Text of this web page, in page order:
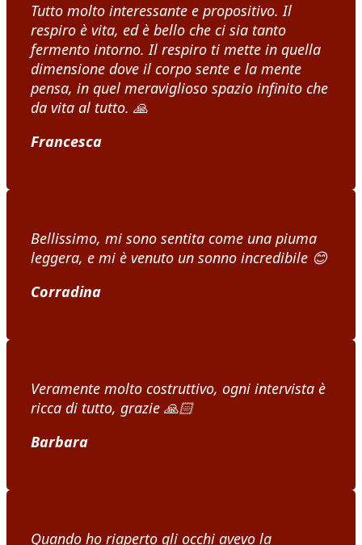
Tutto molto interessante e propositivo. Il
respiro è vita, ed è bello che ci sia tanto
fermento intorno. Il respiro ti mette in quella
dimensione dove il corpo sente e la mente
pensa, in quel meraviglioso spazio infinito che
da vita al tutto. 🙏
Francesca
Bellissimo, mi sono sentita come una piuma
leggera, e mi è venuto un sonno incredibile 😊
Corradina
Veramente molto costruttivo, ogni intervista è
ricca di tutto, grazie 🙏🏻
Barbara
Quando ho riaperto gli occhi avevo la